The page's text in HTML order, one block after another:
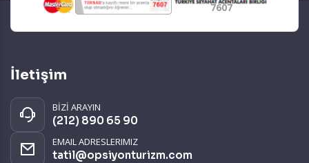
7607
İletişim
BİZİ ARAYIN
(212) 890 65 90
EMAIL ADRESLERIMIZ
tatil@opsiyonturizm.com